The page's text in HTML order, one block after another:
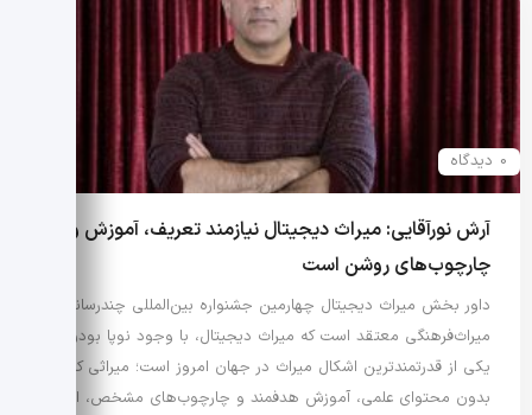
0 دیدگاه
آرش نورآقایی: میراث دیجیتال نیازمند تعریف، آموزش و
چارچوب‌های روشن است
داور بخش میراث دیجیتال چهارمین جشنواره بین‌المللی چندرسانه‌ای
میراث‌فرهنگی معتقد است که میراث دیجیتال، با وجود نوپا بودن،
یکی از قدرتمندترین اشکال میراث در جهان امروز است؛ میراثی که
بدون محتوای علمی، آموزش هدفمند و چارچوب‌های مشخص، امکان